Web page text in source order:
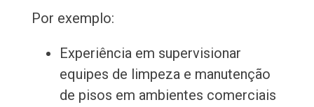
Por exemplo:
Experiência em supervisionar
equipes de limpeza e manutenção
de pisos em ambientes comerciais